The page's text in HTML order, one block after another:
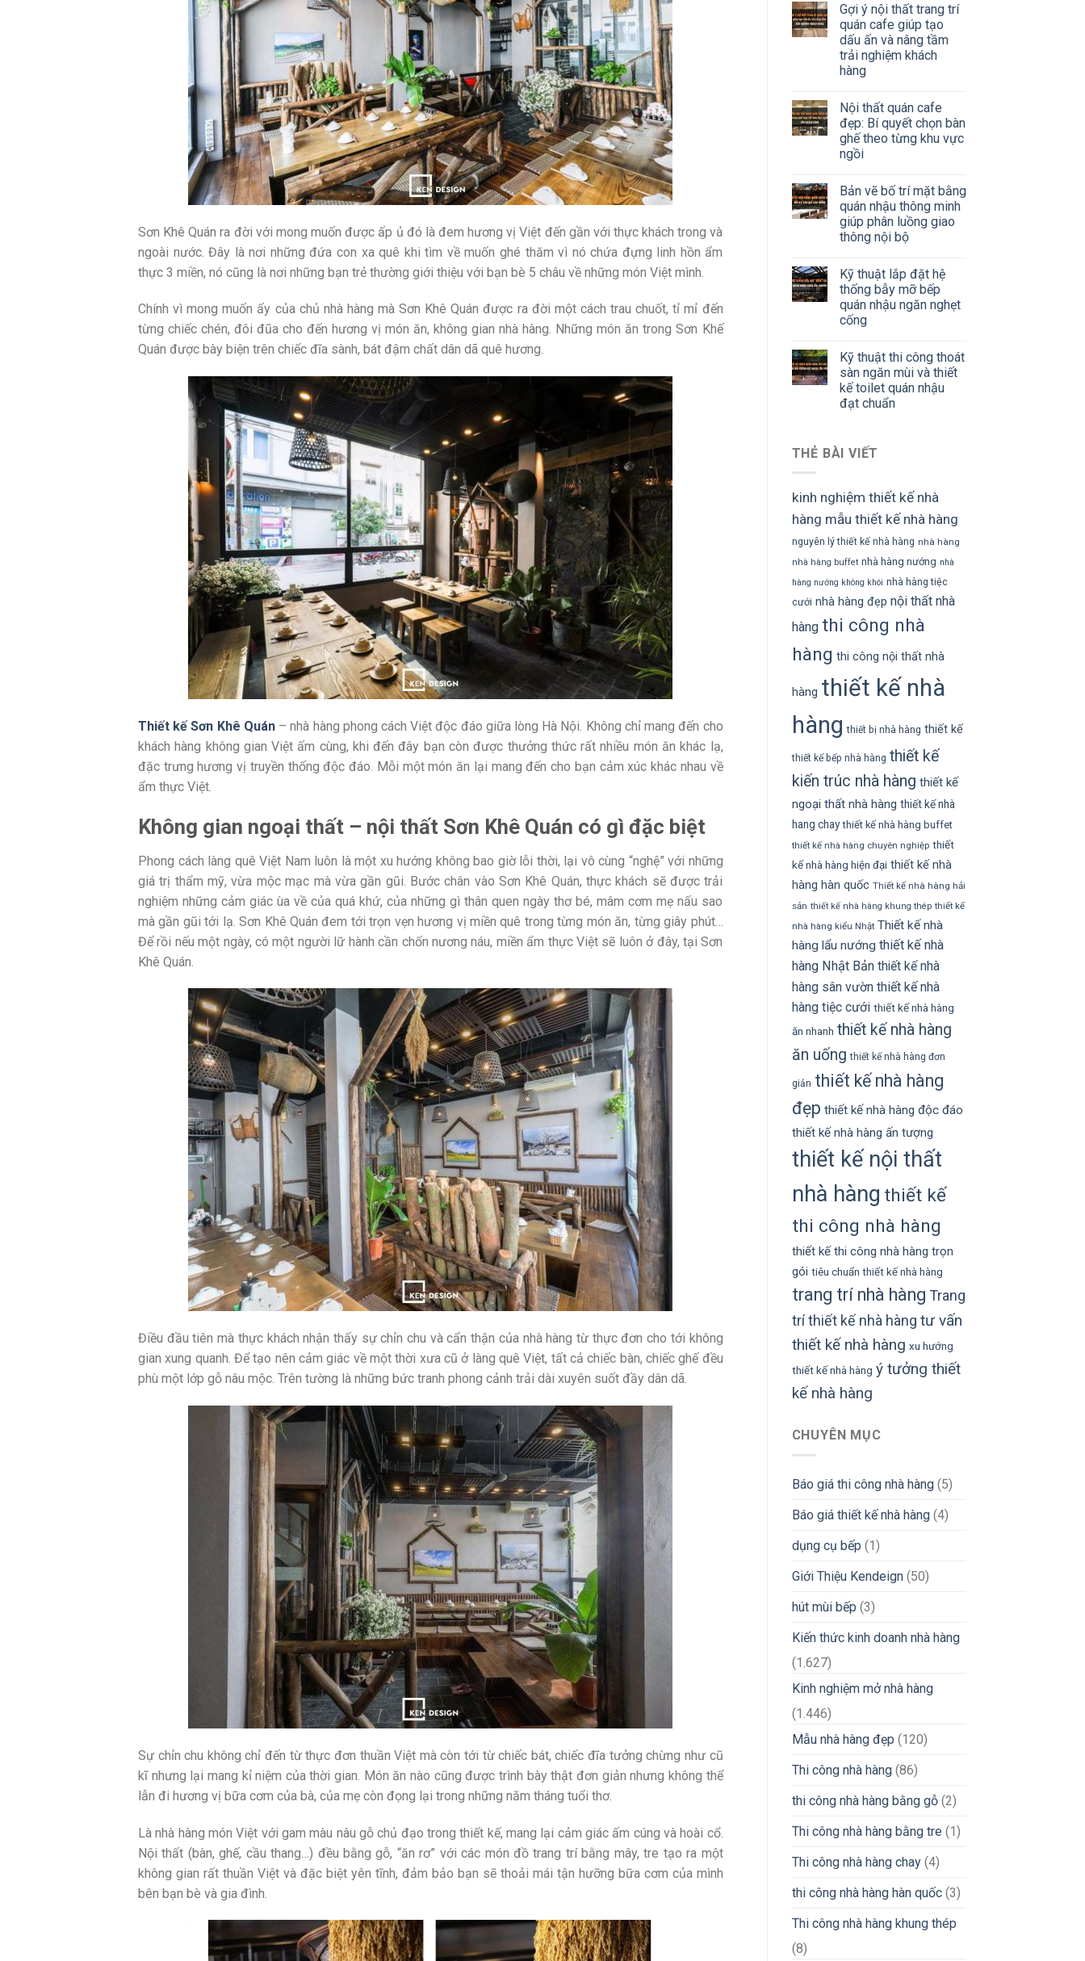
Sơn Khê Quán ra đời với mong muốn được ấp ủ đó là đem hương vị Việt đến gần với thực khách trong và
ngoài nước. Đây là nơi những đứa con xa quê khi tìm về muốn ghé thăm vì nó chứa đựng linh hồn ẩm
thực 3 miền, nó cũng là nơi những bạn trẻ thường giới thiệu với bạn bè 5 châu về những món Việt mình.
Chính vì mong muốn ấy của chủ nhà hàng mà Sơn Khê Quán được ra đời một cách trau chuốt, tỉ mỉ đến
từng chiếc chén, đôi đũa cho đến hương vị món ăn, không gian nhà hàng. Những món ăn trong Sơn Khế
Quán được bày biện trên chiếc đĩa sành, bát đậm chất dân dã quê hương.
Thiết kế Sơn Khê Quán – nhà hàng phong cách Việt độc đáo giữa lòng Hà Nội. Không chỉ mang đến cho
khách hàng không gian Việt ấm cùng, khi đến đây bạn còn được thưởng thức rất nhiều món ăn khác lạ,
đặc trưng hương vị truyền thống độc đáo. Mỗi một món ăn lại mang đến cho bạn cảm xúc khác nhau về
ẩm thực Việt.
Không gian ngoại thất – nội thất Sơn Khê Quán có gì đặc biệt
Phong cách làng quê Việt Nam luôn là một xu hướng không bao giờ lỗi thời, lại vô cùng “nghệ” với những
giá trị thẩm mỹ, vừa mộc mạc mà vừa gần gũi. Bước chân vào Sơn Khê Quán, thực khách sẽ được trải
nghiệm những cảm giác ùa về của quá khứ, của những gì thân quen ngày thơ bé, mâm cơm mẹ nấu sao
mà gần gũi tới lạ. Sơn Khê Quán đem tới trọn vẹn hương vị miền quê trong từng món ăn, từng giây phút…
Để rồi nếu một ngày, có một người lữ hành cần chốn nương náu, miền ẩm thực Việt sẽ luôn ở đây, tại Sơn
Khê Quán.
Điều đầu tiên mà thực khách nhận thấy sự chỉn chu và cẩn thận của nhà hàng từ thực đơn cho tới không
gian xung quanh. Để tạo nên cảm giác về một thời xưa cũ ở làng quê Việt, tất cả chiếc bàn, chiếc ghế đều
phù một lớp gỗ nâu mộc. Trên tường là những bức tranh phong cảnh trải dài xuyên suốt đầy dân dã.
Sự chỉn chu không chỉ đến từ thực đơn thuần Việt mà còn tới từ chiếc bát, chiếc đĩa tưởng chừng như cũ
kĩ nhưng lại mang kỉ niệm của thời gian. Món ăn nào cũng được trình bày thật đơn giản nhưng không thể
lẫn đi hương vị bữa cơm của bà, của mẹ còn đọng lại trong những năm tháng tuổi thơ.
Là nhà hàng món Việt với gam màu nâu gỗ chủ đạo trong thiết kế, mang lại cảm giác ấm cúng và hoài cổ.
Nội thất (bàn, ghế, cầu thang…) đều bằng gỗ, “ăn rơ” với các món đồ trang trí bằng mây, tre tạo ra một
không gian rất thuần Việt và đặc biệt yên tĩnh, đảm bảo bạn sẽ thoải mái tận hưỡng bữa cơm của mình
bên bạn bè và gia đình.
Gợi ý nội thất trang trí
quán cafe giúp tạo
dấu ấn và nâng tầm
trải nghiệm khách
hàng
Nội thất quán cafe
đẹp: Bí quyết chọn bàn
ghế theo từng khu vực
ngồi
Bản vẽ bố trí mặt bằng
quán nhậu thông minh
giúp phân luồng giao
thông nội bộ
Kỹ thuật lắp đặt hệ
thống bẫy mỡ bếp
quán nhậu ngăn nghẹt
cống
Kỹ thuật thi công thoát
sàn ngăn mùi và thiết
kế toilet quán nhậu
đạt chuẩn
THẺ BÀI VIẾT
kinh nghiệm thiết kế nhà
hàng mẫu thiết kế nhà hàng
nguyên lý thiết kế nhà hàng nhà hàng
nhà hàng buffet nhà hàng nướng nhà
hàng nướng không khói nhà hàng tiệc
cưới nhà hàng đẹp nội thất nhà
hàng thi công nhà
hàng thi công nội thất nhà
hàng thiết kế nhà
hàng thiết bị nhà hàng thiết kế
thiết kế bếp nhà hàng thiết kế
kiến trúc nhà hàng thiết kế
ngoại thất nhà hàng thiết kế nhà
hang chay thiết kế nhà hàng buffet
thiết kế nhà hàng chuyên nghiệp thiết
kế nhà hàng hiện đại thiết kế nhà
hàng hàn quốc Thiết kế nhà hàng hải
sản thiết kế nhà hàng khung thép thiết kế
nhà hàng kiểu Nhật Thiết kế nhà
hàng lẩu nướng thiết kế nhà
hàng Nhật Bản thiết kế nhà
hàng sân vườn thiết kế nhà
hàng tiệc cưới thiết kế nhà hàng
ăn nhanh thiết kế nhà hàng
ăn uống thiết kế nhà hàng đơn
giản thiết kế nhà hàng
đẹp thiết kế nhà hàng độc đáo
thiết kế nhà hàng ấn tượng
thiết kế nội thất
nhà hàng thiết kế
thi công nhà hàng
thiết kế thi công nhà hàng trọn
gói tiêu chuẩn thiết kế nhà hàng
trang trí nhà hàng Trang
trí thiết kế nhà hàng tư vấn
thiết kế nhà hàng xu hướng
thiết kế nhà hàng ý tưởng thiết
kế nhà hàng
CHUYÊN MỤC
Báo giá thi công nhà hàng(5)
Báo giá thiết kế nhà hàng(4)
dụng cụ bếp (1)
Giới Thiệu Kendeign(50)
hút mùi bếp (3)
Kiến thức kinh doanh nhà hàng
(1.627)
Kinh nghiệm mở nhà hàng
(1.446)
Mẫu nhà hàng đẹp (120)
Thi công nhà hàng(86)
thi công nhà hàng bằng gỗ(2)
Thi công nhà hàng bằng tre (1)
Thi công nhà hàng chay(4)
thi công nhà hàng hàn quốc(3)
Thi công nhà hàng khung thép
(8)